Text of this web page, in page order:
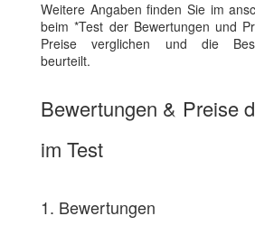
Weitere Angaben finden Sie im
beim *Test der Bewertungen und
Preise verglichen und die
beurteilt.
Bewertungen & Preise
im Test
1. Bewertungen